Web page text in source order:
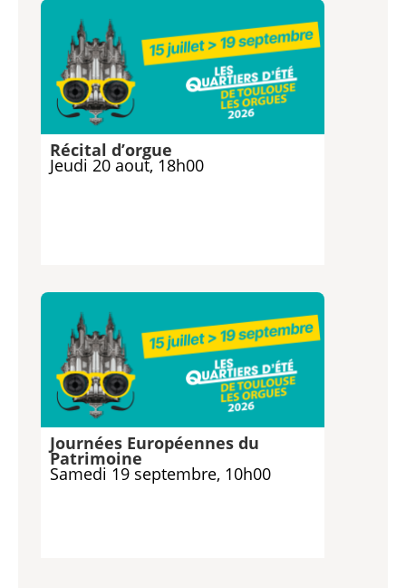
Récital d’orgue
Jeudi 20 aout, 18h00
Journées Européennes du
Patrimoine
Samedi 19 septembre, 10h00